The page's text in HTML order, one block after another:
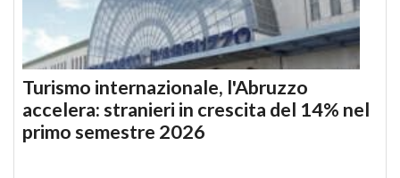
Turismo internazionale, l'Abruzzo
accelera: stranieri in crescita del 14% nel
primo semestre 2026